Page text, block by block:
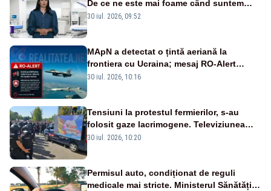
De ce ne este mai foame când suntem
obosiți?
30 iul. 2026, 09:52
MApN a detectat o țintă aeriană la
frontiera cu Ucraina; mesaj RO-Alert
transmis în județul Tulcea
30 iul. 2026, 10:16
Tensiuni la protestul fermierilor, s-au
folosit gaze lacrimogene. Televiziunea
Poporului face apel la calm – LIVE TEXT
30 iul. 2026, 10:20
Permisul auto, condiționat de reguli
medicale mai stricte. Ministerul Sănătății